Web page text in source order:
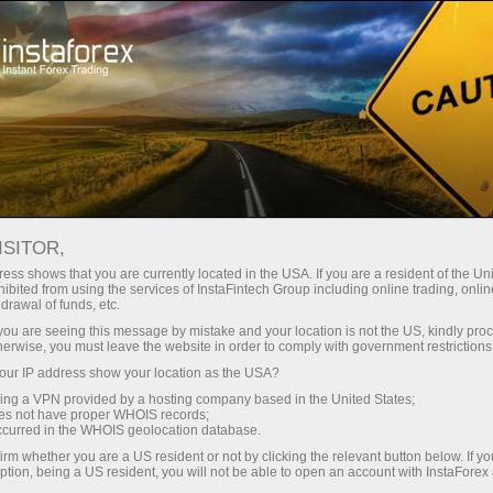
Avec InstaForex, vous accédez à
compétitives : effet de levier
jusqu’à 1:5000, parmi les meilleurs
spreads et commissions du
marché, ainsi que des conditions
avantageuses pour le trading
d’actions et d’indices.
Spreads
Bonus de 30 %
sur chaque dépôt
Vitesse
dans le trading et sur l’autoroute
shows that you are currently located in the USA. If you are a resident of the
from using the services of InstaFintech Group including online trading,
of funds, etc.
are seeing this message by mistake and your location is not the US, kindly
you must leave the website in order to comply with government
IP address show your location as the USA?
a VPN provided by a hosting company based in the United States;
not have proper WHOIS records;
in the WHOIS geolocation database.
whether you are a US resident or not by clicking the relevant button below. If
being a US resident, you will not be able to open an account with InstaForex